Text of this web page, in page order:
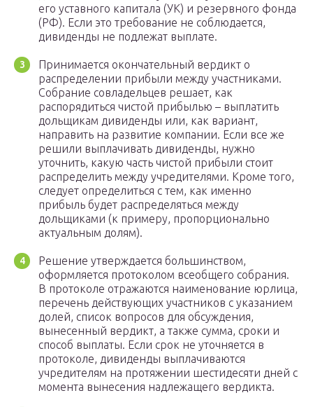
его уставного капитала (УК) и резервного фонда
(РФ). Если это требование не соблюдается,
дивиденды не подлежат выплате.
Принимается окончательный вердикт о
распределении прибыли между участниками.
Собрание совладельцев решает, как
распорядиться чистой прибылью – выплатить
дольщикам дивиденды или, как вариант,
направить на развитие компании. Если все же
решили выплачивать дивиденды, нужно
уточнить, какую часть чистой прибыли стоит
распределить между учредителями. Кроме того,
следует определиться с тем, как именно
прибыль будет распределяться между
дольщиками (к примеру, пропорционально
актуальным долям).
Решение утверждается большинством,
оформляется протоколом всеобщего собрания.
В протоколе отражаются наименование юрлица,
перечень действующих участников с указанием
долей, список вопросов для обсуждения,
вынесенный вердикт, а также сумма, сроки и
способ выплаты. Если срок не уточняется в
протоколе, дивиденды выплачиваются
учредителям на протяжении шестидесяти дней с
момента вынесения надлежащего вердикта.